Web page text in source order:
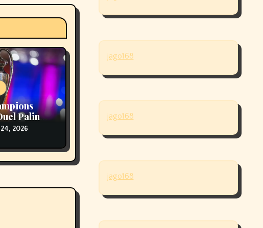
Paling
2026
jago168
jago168
jago168